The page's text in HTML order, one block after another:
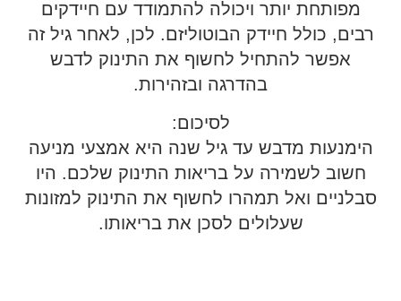
מפותחת יותר ויכולה להתמודד עם חיידקים
רבים, כולל חיידק הבוטוליזם. לכן, לאחר גיל זה
אפשר להתחיל לחשוף את התינוק לדבש
בהדרגה ובזהירות.
לסיכום:
הימנעות מדבש עד גיל שנה היא אמצעי מניעה
חשוב לשמירה על בריאות התינוק שלכם. היו
סבלניים ואל תמהרו לחשוף את התינוק למזונות
שעלולים לסכן את בריאותו.